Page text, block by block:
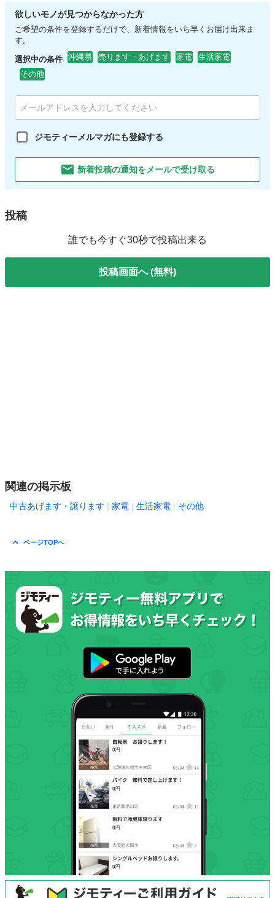
欲しいモノが見つからなかった方
ご希望の条件を登録するだけで、新着情報をいち早くお届け出来ま
す。
選択中の条件 沖縄県 売ります・あげます 家電
生活家電
その他
ジモティーメルマガにも登録する
新着投稿の通知をメールで受け取る
投稿
誰でも今すぐ30秒で投稿出来る
投稿画面へ (無料)
関連の掲示板
中古あげます・譲ります 家電 生活家電 その他
ページTOPへ